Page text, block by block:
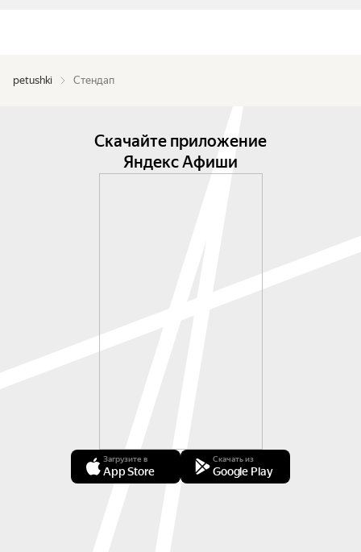
petushki Стендап
Скачайте приложение
Яндекс Афиши
Загрузите в
App Store
Скачать из
Google Play